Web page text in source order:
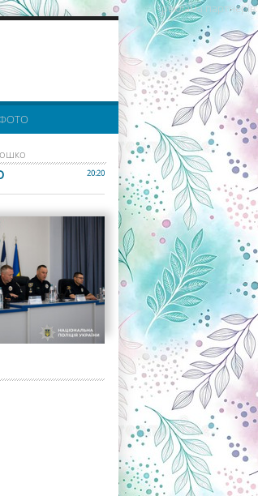
реклама партнерів:
20:20